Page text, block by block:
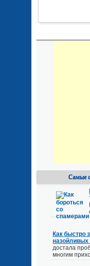
Самые
Как быстро
назойливых
достала
многим